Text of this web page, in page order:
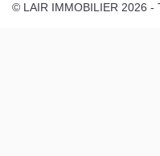
© LAIR IMMOBILIER 2026 -